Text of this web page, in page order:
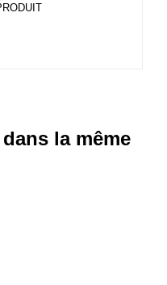
la même